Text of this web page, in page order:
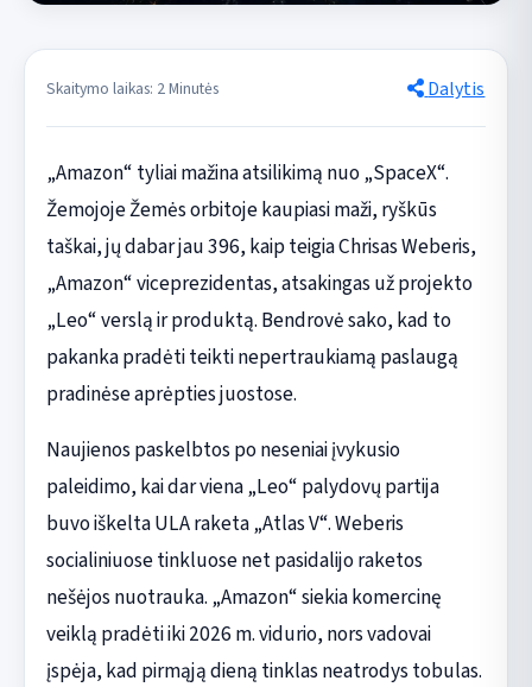
Skaitymo laikas: 2 Minutės Dalytis
„Amazon“ tyliai mažina atsilikimą nuo „SpaceX“.
Žemojoje Žemės orbitoje kaupiasi maži, ryškūs
taškai, jų dabar jau 396, kaip teigia Chrisas Weberis,
„Amazon“ viceprezidentas, atsakingas už projekto
„Leo“ verslą ir produktą. Bendrovė sako, kad to
pakanka pradėti teikti nepertraukiamą paslaugą
pradinėse aprėpties juostose.
Naujienos paskelbtos po neseniai įvykusio
paleidimo, kai dar viena „Leo“ palydovų partija
buvo iškelta ULA raketa „Atlas V“. Weberis
socialiniuose tinkluose net pasidalijo raketos
nešėjos nuotrauka. „Amazon“ siekia komercinę
veiklą pradėti iki 2026 m. vidurio, nors vadovai
įspėja, kad pirmąją dieną tinklas neatrodys tobulas.